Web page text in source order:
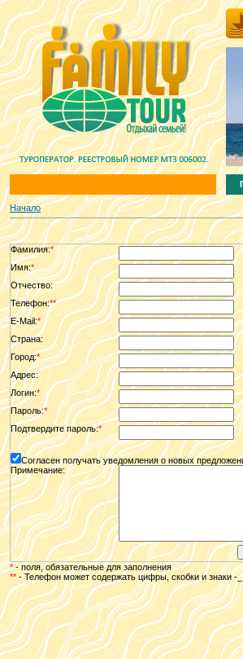
Начало
Фамилия:*
Имя:*
Отчество:
Телефон:**
E-Mail:*
Страна:
Город:*
Адрес:
Логин:*
Пароль:*
Подтвердите пароль:*
Согласен получать уведомления о новых
Примечание:
*- поля, обязательные для заполнения
** -Телефон может содержать цифры, скобки и знаки -_